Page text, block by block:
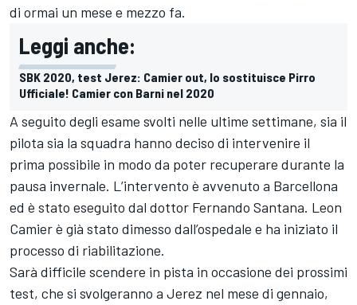
di ormai un mese e mezzo fa.
Leggi anche:
SBK 2020, test Jerez: Camier out, lo sostituisce Pirro
Ufficiale! Camier con Barni nel 2020
A seguito degli esame svolti nelle ultime settimane, sia il
pilota sia la squadra hanno deciso di intervenire il
prima possibile in modo da poter recuperare durante la
pausa invernale. L’intervento è avvenuto a Barcellona
ed è stato eseguito dal dottor Fernando Santana. Leon
Camier è già stato dimesso dall’ospedale e ha iniziato il
processo di riabilitazione.
Sarà difficile scendere in pista in occasione dei prossimi
test, che si svolgeranno a Jerez nel mese di gennaio,